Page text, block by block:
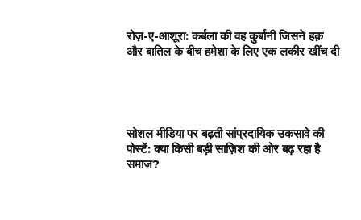
रोज़-ए-आशूरा: कर्बला की वह कुर्बानी जिसने हक़
और बातिल के बीच हमेशा के लिए एक लकीर खींच दी
सोशल मीडिया पर बढ़ती सांप्रदायिक उकसावे की
पोस्टें: क्या किसी बड़ी साज़िश की ओर बढ़ रहा है
समाज?